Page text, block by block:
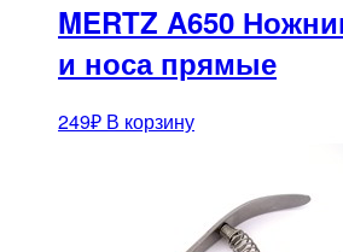
MERTZ A650
и носа прямые
249₽ В корзину